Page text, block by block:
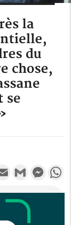
la
du
chose,
se
Email Gmail